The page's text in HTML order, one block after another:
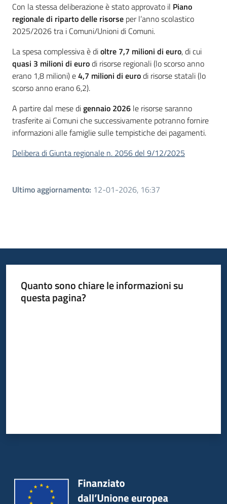
Con la stessa deliberazione è stato approvato il Piano
regionale di riparto delle risorse per l’anno scolastico
2025/2026 tra i Comuni/Unioni di Comuni.
La spesa complessiva è dioltre 7,7 milioni di euro, di cui
quasi 3 milioni di eurodi risorse regionali (lo scorso anno
erano 1,8 milioni) e4,7 milioni di eurodi risorse statali (lo
scorso anno erano 6,2).
A partire dal mese digennaio 2026 le risorse saranno
trasferite ai Comuni che successivamente potranno fornire
informazioni alle famiglie sulle tempistiche dei pagamenti.
Delibera di Giunta regionale n. 2056 del 9/12/2025
Ultimo aggiornamento: 12-01-2026, 16:37
Quanto sono chiare le informazioni su
questa pagina?